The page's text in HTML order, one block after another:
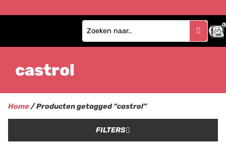
0
0
castrol
Home/ Producten getagged “castrol”
FILTERS